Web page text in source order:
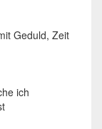
Geduld, Zeit
ich